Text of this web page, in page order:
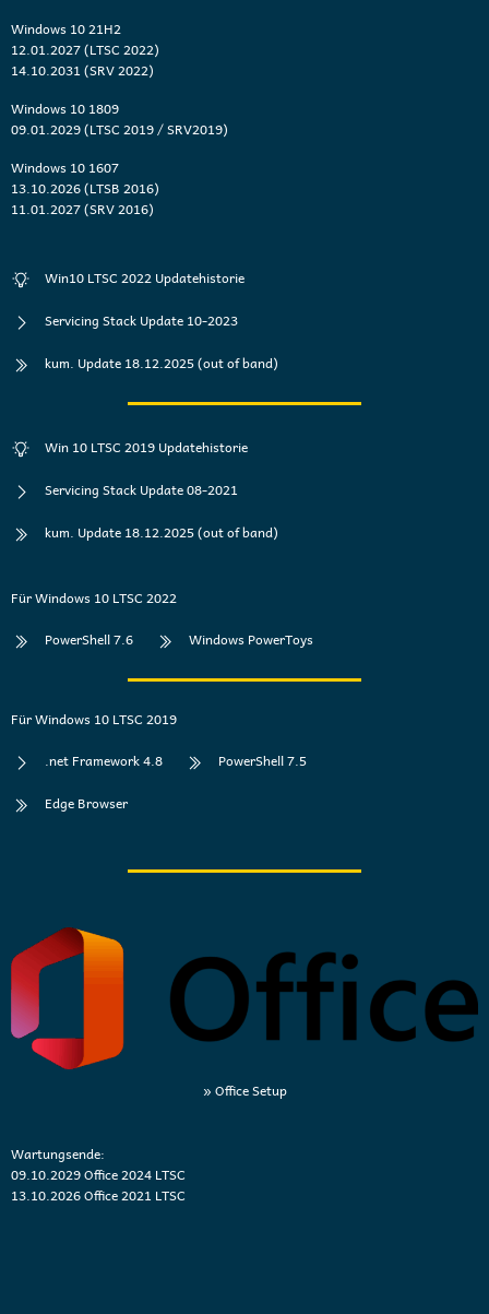
Windows 10 21H2
12.01.2027 (LTSC 2022)
14.10.2031 (SRV 2022)
Windows 10 1809
09.01.2029 (LTSC 2019 / SRV2019)
Windows 10 1607
13.10.2026 (LTSB 2016)
11.01.2027 (SRV 2016)
Win10 LTSC 2022 Updatehistorie
Servicing Stack Update 10-2023
kum. Update 18.12.2025 (out of band)
Win 10 LTSC 2019 Updatehistorie
Servicing Stack Update 08-2021
kum. Update 18.12.2025 (out of band)
Für Windows 10 LTSC 2022
PowerShell 7.6
Windows PowerToys
Für Windows 10 LTSC 2019
.net Framework 4.8
PowerShell 7.5
Edge Browser
» Office Setup
Wartungsende:
09.10.2029 Office 2024 LTSC
13.10.2026 Office 2021 LTSC